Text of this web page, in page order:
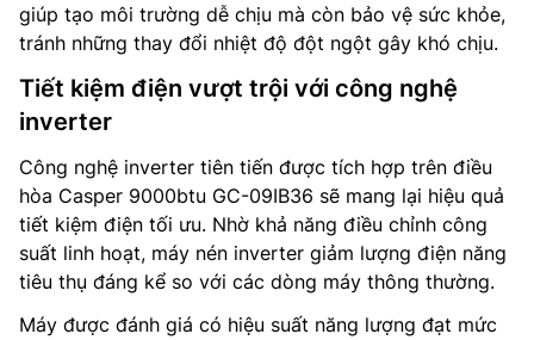
giúp tạo môi trường dễ chịu mà còn bảo vệ sức khỏe,
tránh những thay đổi nhiệt độ đột ngột gây khó chịu.
Tiết kiệm điện vượt trội với công nghệ
inverter
Công nghệ inverter tiên tiến được tích hợp trên điều
hòa Casper 9000btu GC-09IB36 sẽ mang lại hiệu quả
tiết kiệm điện tối ưu. Nhờ khả năng điều chỉnh công
suất linh hoạt, máy nén inverter giảm lượng điện năng
tiêu thụ đáng kể so với các dòng máy thông thường.
Máy được đánh giá có hiệu suất năng lượng đạt mức